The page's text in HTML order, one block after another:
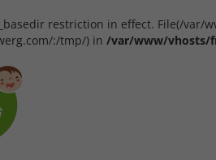
restriction in effect. File(/
:/tmp/) in /var/www/vhosts/